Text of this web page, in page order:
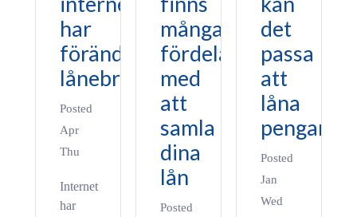
har
förändrat
lånebranschen
Posted
Apr
Thu
Internet
har
många
fördelar
med
att
samla
dina
lån
Posted
det
passa
att
låna
pengar?
Posted
Jan
Wed